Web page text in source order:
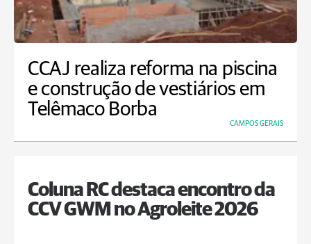
CCAJ realiza reforma na piscina
e construção de vestiários em
Telêmaco Borba
CAMPOS GERAIS
Coluna RC destaca encontro da
CCV GWM no Agroleite 2026